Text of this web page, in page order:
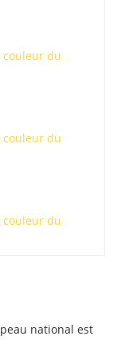
couleur du
couleur du
couleur du
du
national est